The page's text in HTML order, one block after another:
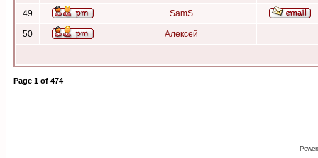
49 SamS
50 Алексей
Page 1 of 474